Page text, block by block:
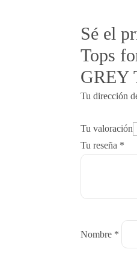
Sé el
Tops
GREY
Tu dirección
Tu valoración
Tu reseña *
Nombre *